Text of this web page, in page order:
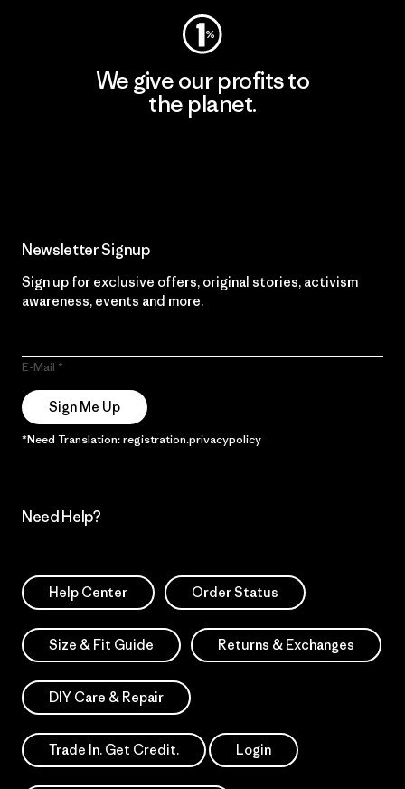
We give our profits to
the planet.
Newsletter Signup
Sign up for exclusive offers, original stories, activism
awareness, events and more.
E-Mail
Sign Me Up
*Need Translation: registration.privacypolicy
Need Help?
Help Center Order Status
Size & Fit Guide Returns & Exchanges
DIY Care & Repair
Trade In. Get Credit. Login